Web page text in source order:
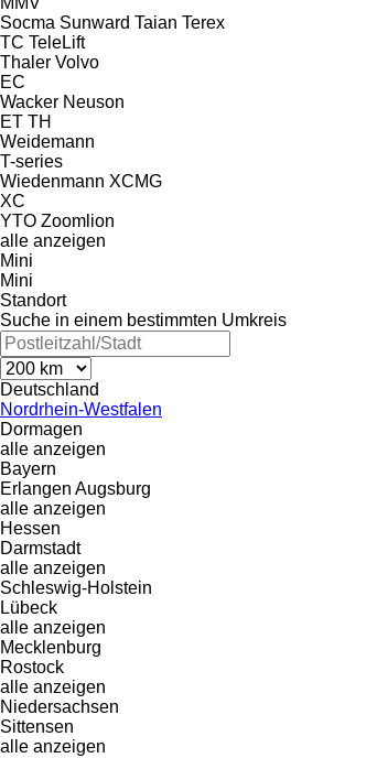
Socma Sunward Taian Terex
TC TeleLift
Thaler Volvo
EC
Wacker Neuson
ET TH
Weidemann
T-series
Wiedenmann XCMG
XC
YTO Zoomlion
alle anzeigen
Mini
Mini
Standort
Suche in einem bestimmten Umkreis
Deutschland
Nordrhein-Westfalen
Dormagen
alle anzeigen
Bayern
Erlangen Augsburg
alle anzeigen
Hessen
Darmstadt
alle anzeigen
Schleswig-Holstein
Lübeck
alle anzeigen
Mecklenburg
Rostock
alle anzeigen
Niedersachsen
Sittensen
alle anzeigen